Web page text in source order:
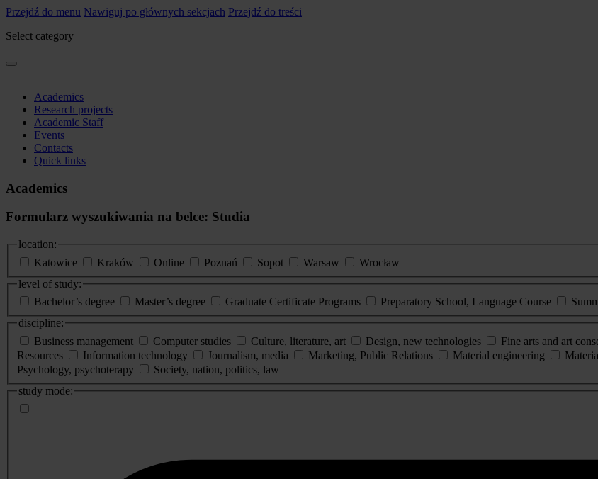
Przejdź do menu Nawiguj po głównych sekcjach Przejdź do treści
Select category
Academics
Research projects
Academic Staff
Events
Contacts
Quick links
Academics
Formularz wyszukiwania na belce: Studia
location:
Katowice
Kraków Online Poznań Sopot Warsaw
Wrocław
level of study:
Bachelor’s degree
Master’s degree Graduate Certificate Programs Preparatory School, Language Course
discipline:
Business management
Computer studies Culture, literature, art Design, new technologies Fine arts and art
Resources
Information technology Journalism, media Marketing, Public Relations Material engineering
Psychology, psychoterapy
Society, nation, politics, law
study mode: